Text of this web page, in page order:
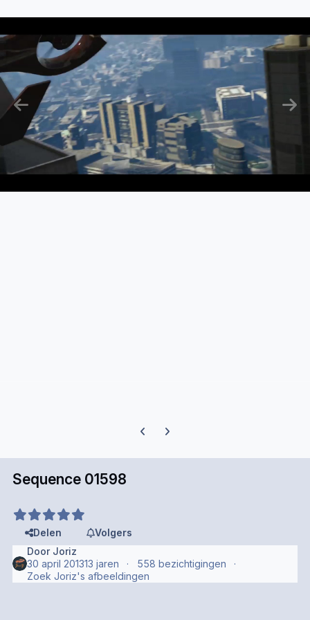
Previous carousel slide
Next carousel slide
Sequence 01598
Delen
Volgers
Door Joriz
30 april 201313 jaren
558 bezichtigingen
Zoek Joriz's afbeeldingen